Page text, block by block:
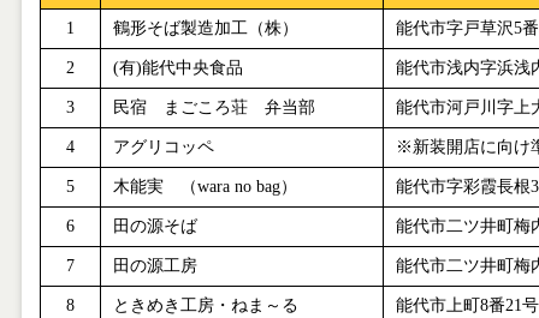
1 鶴形そば製造加工（株） 能代市字戸草沢5
2 (有)能代中央食品 能代市浅内字浜浅
3 民宿 まごころ荘 弁当部 能代市河戸川字上
4 アグリコッペ ※新装開店に向け
5 木能実 （wara no bag） 能代市字彩霞長根
6 田の源そば 能代市二ツ井町梅
7 田の源工房 能代市二ツ井町梅
8 ときめき工房・ねま～る 能代市上町 8番21号